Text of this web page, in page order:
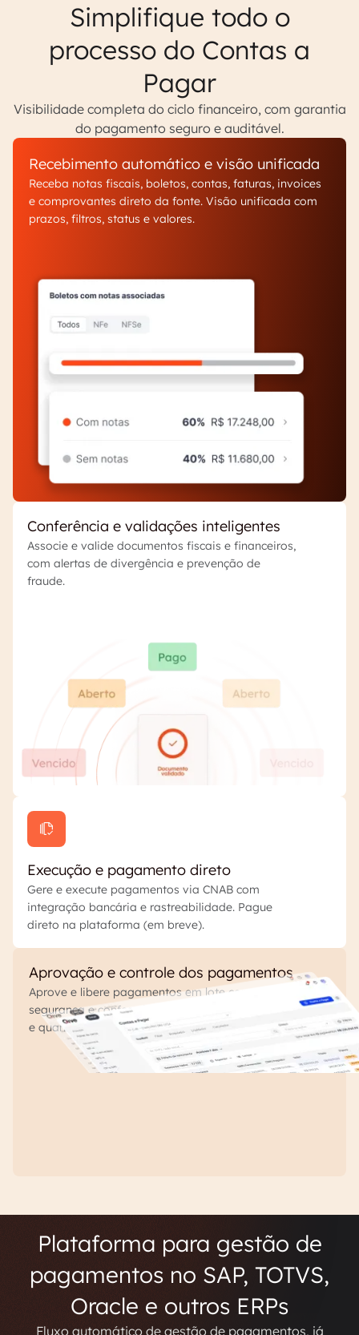
Simplifique todo o
processo do Contas a
Pagar
Visibilidade completa do ciclo financeiro, com garantia
do pagamento seguro e auditável.
Recebimento automático e visão unificada
Receba notas fiscais, boletos, contas, faturas, invoices
e comprovantes direto da fonte. Visão unificada com
prazos, filtros, status e valores.
Conferência e validações inteligentes
Associe e valide documentos fiscais e financeiros,
com alertas de divergência e prevenção de
fraude.
Execução e pagamento direto
Gere e execute pagamentos via CNAB com
integração bancária e rastreabilidade. Pague
direto na plataforma (em breve).
Aprovação e controle dos pagamentos
Aprove e libere pagamentos em lote com
segurança e conformidade. Controle o que pagar
e quando pagar.
Plataforma para gestão de
pagamentos no SAP, TOTVS,
Oracle e outros ERPs
Fluxo automático de gestão de pagamentos, já